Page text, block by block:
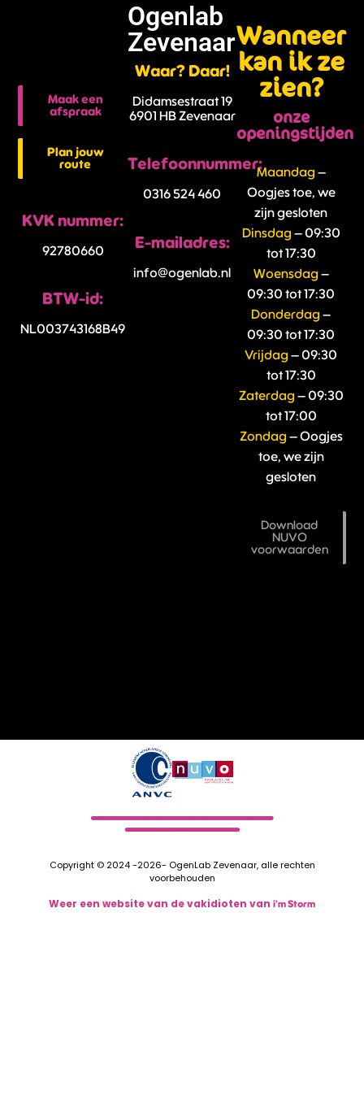
Ogenlab
Zevenaar
Waar? Daar!
Didamsestraat 19
6901 HB Zevenaar
Telefoonnummer:
0316 524 460
E-mailadres:
info@ogenlab.nl
Maak een
afspraak
Plan jouw
route
KVK nummer:
92780660
BTW-id:
NL003743168B49
Wanneer
kan ik ze
zien?
onze
openingstijden
Maandag –
Oogjes toe, we
zijn gesloten
Dinsdag – 09:30
tot 17:30
Woensdag –
09:30 tot 17:30
Donderdag–
09:30 tot 17:30
Vrijdag– 09:30
tot 17:30
Zaterdag – 09:30
tot 17:00
Zondag – Oogjes
toe, we zijn
gesloten
Download
NUVO
voorwaarden
Copyright © 2024 -2026- OgenLab Zevenaar, alle rechten
voorbehouden
Weer een website van de vakidioten van i'm Storm